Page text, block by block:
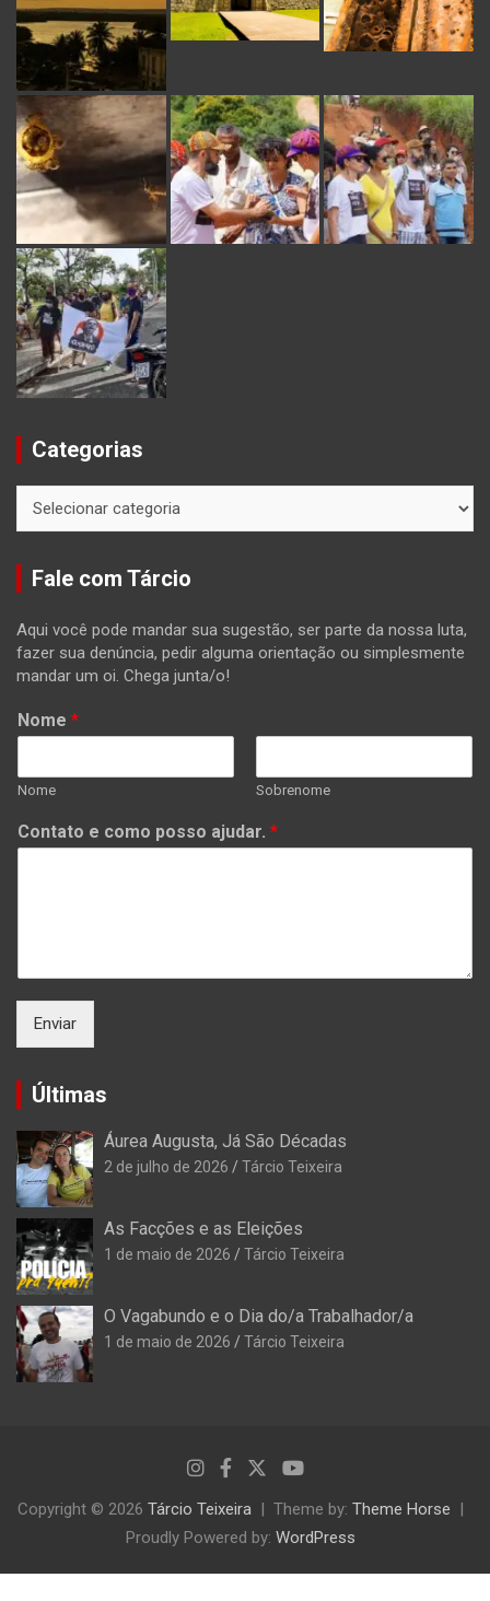
Categorias
Fale com Tárcio
Aqui você pode mandar sua sugestão, ser parte da nossa luta,
fazer sua denúncia, pedir alguma orientação ou simplesmente
mandar um oi. Chega junta/o!
Nome *
Nome Sobrenome
Contato e como posso ajudar. *
Enviar
Últimas
Áurea Augusta, Já São Décadas
2 de julho de 2026 Tárcio Teixeira
As Facções e as Eleições
1 de maio de 2026 Tárcio Teixeira
O Vagabundo e o Dia do/a Trabalhador/a
1 de maio de 2026 Tárcio Teixeira
Copyright © 2026 Tárcio Teixeira Theme by: Theme Horse
Proudly Powered by: WordPress